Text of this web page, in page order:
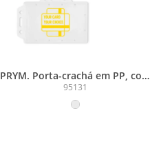
PRYM. Porta-crachá em PP, com
possibilidade de ser utilizado
tanto na vertical como na
horizontal
95131